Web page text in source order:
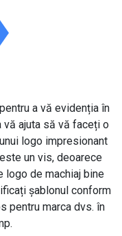
a vă evidenția în
ajuta să vă faceți o
logo impresionant
un vis, deoarece
de machiaj bine
șablonul conform
pentru marca dvs. în